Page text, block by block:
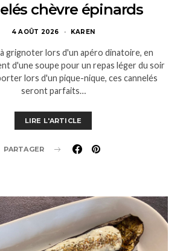
chèvre épinards
4 AOÛT 2026 KAREN
grignoter lors d'un apéro dinatoire, en
d'une soupe pour un repas léger du soir
lors d'un pique-nique, ces cannelés
seront parfaits…
LIRE L'ARTICLE
PARTAGER